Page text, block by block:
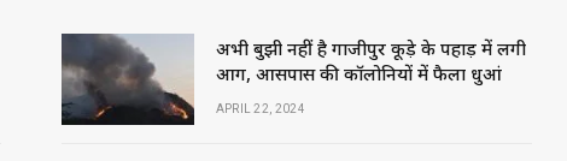
अभी बुझी नहीं है गाजीपुर कूड़े के पहाड़ में लगी
आग, आसपास की कॉलोनियों में फैला धुआं
APRIL 22, 2024